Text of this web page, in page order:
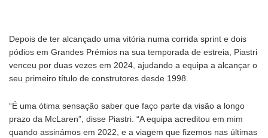
Depois de ter alcançado uma vitória numa corrida sprint e dois
pódios em Grandes Prémios na sua temporada de estreia, Piastri
venceu por duas vezes em 2024, ajudando a equipa a alcançar o
seu primeiro título de construtores desde 1998.
“É uma ótima sensação saber que faço parte da visão a longo
prazo da McLaren”, disse Piastri. “A equipa acreditou em mim
quando assinámos em 2022, e a viagem que fizemos nas últimas